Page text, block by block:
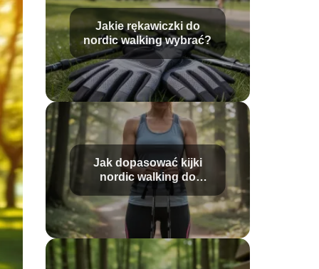
Jakie rękawiczki do
nordic walking wybrać?
Jak dopasować kijki
nordic walking do
wzrostu?